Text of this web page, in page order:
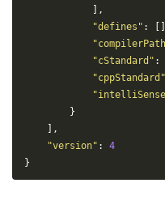
],
"defines" :
"cStandard" :
"cppStandard"
}
],
"version" :
4
}